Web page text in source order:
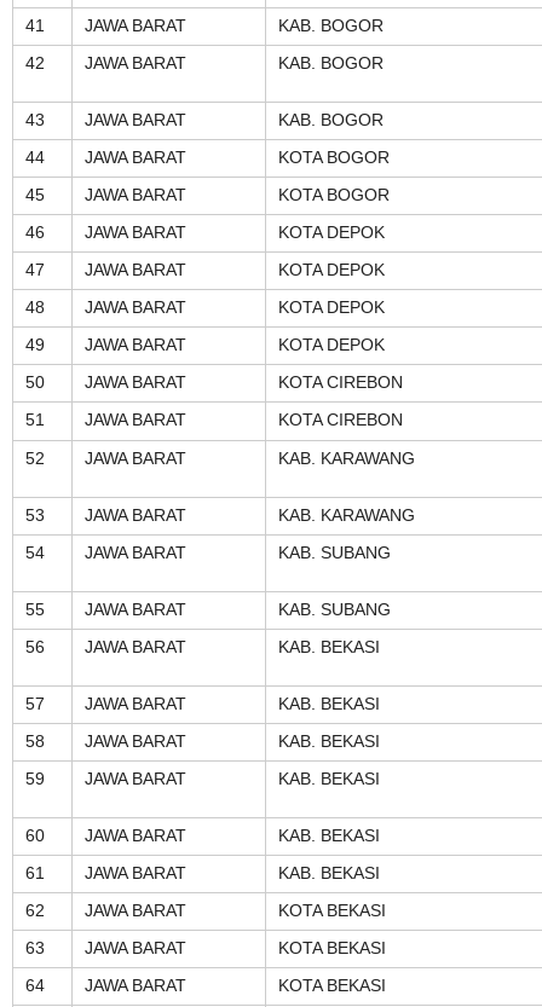
41 JAWA BARAT
KAB. BOGOR
42
JAWA BARAT KAB. BOGOR
43 JAWA BARAT
KAB. BOGOR
44
JAWA BARAT
KOTA BOGOR
45
JAWA BARAT
KOTA BOGOR
46
JAWA BARAT
KOTA DEPOK
47
JAWA BARAT
KOTA DEPOK
48
JAWA BARAT
KOTA DEPOK
49
JAWA BARAT
KOTA DEPOK
50
JAWA BARAT
KOTA CIREBON
51
JAWA BARAT
KOTA CIREBON
52
JAWA BARAT KAB. KARAWANG
53 JAWA BARAT
KAB. KARAWANG
54
JAWA BARAT KAB. SUBANG
55 JAWA BARAT
KAB. SUBANG
56
JAWA BARAT KAB. BEKASI
57 JAWA BARAT
KAB. BEKASI
58
JAWA BARAT
KAB. BEKASI
59
JAWA BARAT KAB. BEKASI
60 JAWA BARAT
KAB. BEKASI
61
JAWA BARAT
KAB. BEKASI
62
JAWA BARAT
KOTA BEKASI
63
JAWA BARAT
KOTA BEKASI
64
JAWA BARAT
KOTA BEKASI